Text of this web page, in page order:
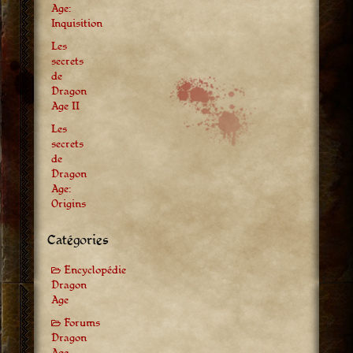
Age:
Inquisition
Les
secrets
de
Dragon
Age II
Les
secrets
de
Dragon
Age:
Origins
Catégories
Encyclopédie
Dragon
Age
Forums
Dragon